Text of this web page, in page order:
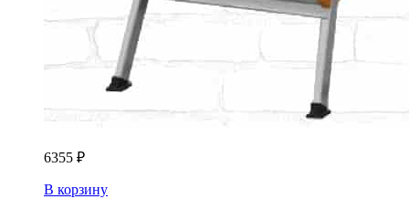
6355 ₽
В корзину